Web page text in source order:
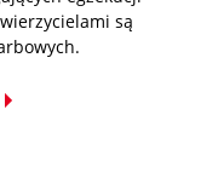
są